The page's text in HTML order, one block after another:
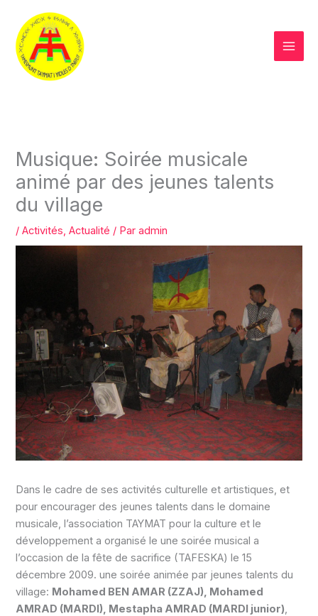
contenu
Musique: Soirée musicale
animé par des jeunes talents
du village
/Activités,Actualité / Paradmin
Dans le cadre de ses activités culturelle et artistiques, et
pour encourager des jeunes talents dans le domaine
musicale, l’association TAYMAT pour la culture et le
développement a organisé le une soirée musical a
l’occasion de la fête de sacrifice (TAFESKA) le 15
décembre 2009. une soirée animée par jeunes talents du
village: Mohamed BEN AMAR (ZZAJ), Mohamed
AMRAD (MARDI), Mestapha AMRAD (MARDI junior),